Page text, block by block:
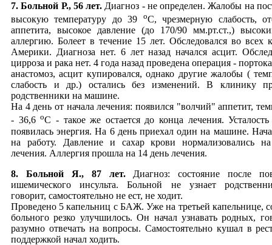
7. Больной Р., 56 лет. Диагноз - не определен. Жалобы на
высокую температуру до 39 oС, чрезмерную слабость,
аппетита, высокое давление (до 170/90 мм.рт.ст.,)
аллергию. Болеет в течение 15 лет. Обследовался во всех
Америки. Диагноза нет. 6 лет назад начался асцит.
цирроза и рака нет. 4 года назад проведена операция -
анастомоз, асцит купировался, однако другие жалобы (
слабость и др.) остались без изменений. В клинику
родственники на машине.
На 4 день от начала лечения: появился "волчий" аппетит,
- 36,6oС - такое же остается до конца лечения.
появилась энергия. На 6 день приехал один на машине.
на работу. Давление и сахар крови нормализовались
лечения. Аллергия прошла на 14 день лечения.
8. Больной Я., 87 лет. Диагноз: состояние после
ишемического инсульта. Больной не узнает
говорит, самостоятельно не ест, не ходит.
Проведено 5 капельниц с БАЖ. Уже на третьей капельнице,
больного резко улучшилось. Он начал узнавать родных,
разумно отвечать на вопросы. Самостоятельно кушал в
поддержкой начал ходить.